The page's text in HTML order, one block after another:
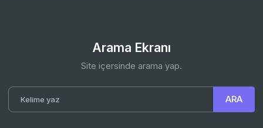
Arama Ekranı
Site içersinde arama yap.